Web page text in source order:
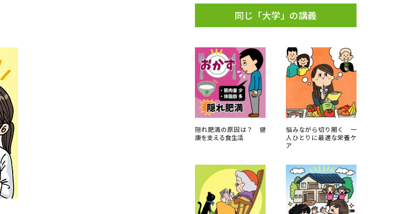
過去問題集
留学・進学関連、塾・予備校
高等学校卒業程度認定試験
小学校教員資格認定試験
同じ「大学」の講義
隠れ肥満の原因は？ 健
康を支える食生活
悩みながら切り開く 一
人ひとりに最適な栄養ケ
ア